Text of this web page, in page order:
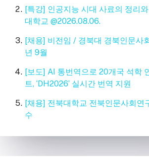
[특강] 인공지능 시대 사료의 정리
대학교 @2026.08.06.
[채용] 비전임 / 경북대 경북인문사
년 9월
[보도] AI 통번역으로 20개국 석학
트, ‘DH2026’ 실시간 번역 지원
[채용] 전북대학교 전북인문사회연
수